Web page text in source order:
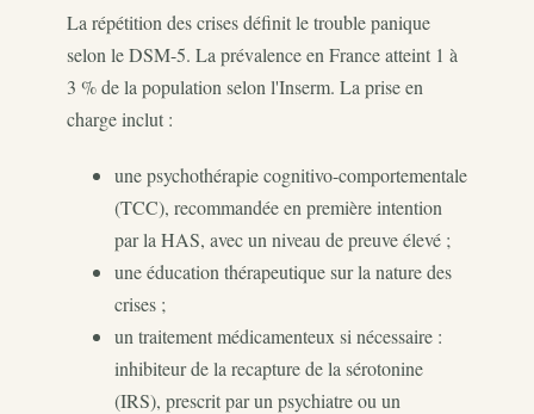
La répétition des crises définit le trouble panique
selon le DSM-5. La prévalence en France atteint 1 à
3 % de la population selon l'Inserm. La prise en
charge inclut :
une psychothérapie cognitivo-comportementale
(TCC), recommandée en première intention
par la HAS, avec un niveau de preuve élevé ;
une éducation thérapeutique sur la nature des
crises ;
un traitement médicamenteux si nécessaire :
inhibiteur de la recapture de la sérotonine
(IRS), prescrit par un psychiatre ou un